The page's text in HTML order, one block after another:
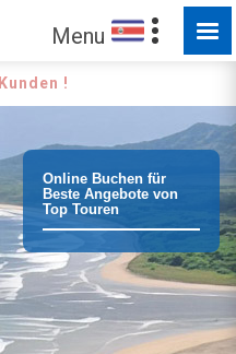
Menu
Kunden !
Online Buchen für
Beste Angebote von
Top Touren